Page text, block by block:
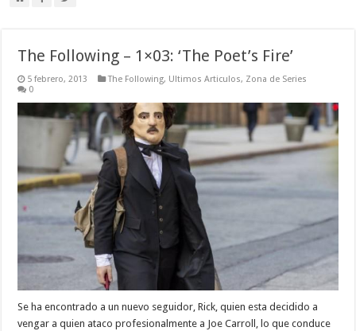
The Following – 1×03: ‘The Poet’s Fire’
5 febrero, 2013 The Following, Ultimos Articulos, Zona de Series
0
Se ha encontrado a un nuevo seguidor, Rick, quien esta decidido a
vengar a quien ataco profesionalmente a Joe Carroll, lo que conduce